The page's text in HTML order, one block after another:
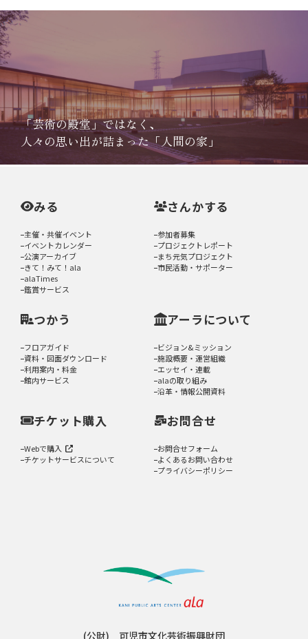
「芸術の殿堂」ではなく、
人々の思い出が詰まった「人間の家」
みる
主催・共催イベント
イベントカレンダー
公演アーカイブ
きて！みて！ala
alaTimes
鑑賞サービス
さんかする
参加者募集
プロジェクトレポート
まち元気プロジェクト
市民活動・サポーター
つかう
フロアガイド
資料・図面ダウンロード
利用案内・料金
館内サービス
アーラについて
ビジョン&ミッション
施設概要・運営組織
エッセイ・連載
alaの取り組み
沿革・情報公開資料
チケット購入
Webで購入
チケットサービスについて
お問合せ
お問合せフォーム
よくあるお問い合わせ
プライバシーポリシー
(公財) 可児市文化芸術振興財団